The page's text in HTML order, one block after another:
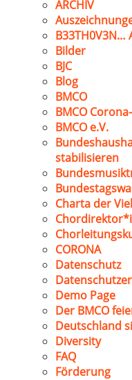
ARCHIV
B33TH0V3N…
Bilder
BJC
Blog
BMCO
BMCO
BMCO e.V.
stabilisieren
Charta der
CORONA
Datenschutz
Demo Page
Der BMCO
Deutschland
Diversity
FAQ
Förderung